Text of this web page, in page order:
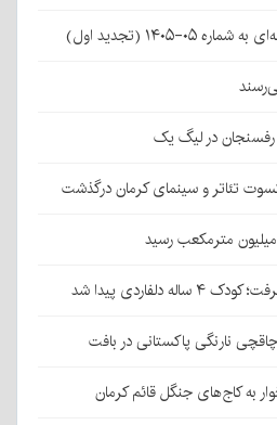
۱۴۰۵ (تجدید اول)
در لیگ یک
تئاتر و سینمای کرمان درگذشت
پیدا شد
کاج‌های جنگل قائم کرمان